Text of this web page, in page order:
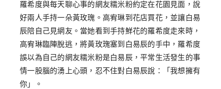
羅希度與每天聊心事的網友糯米粉約定在花園見面，說
好兩人手持一朵黃玫瑰。高宥琳到花店買花，並讓白易
辰陪自己見網友。當她看到手持鮮花的羅希度走來時，
高宥琳臨陣脫逃，將黃玫瑰塞到白易辰的手中，羅希度
誤以為自己的網友糯米粉是白易辰，平常生活發生的事
情一股腦的湧上心頭，忍不住對白易辰說：「我想擁有
你」。